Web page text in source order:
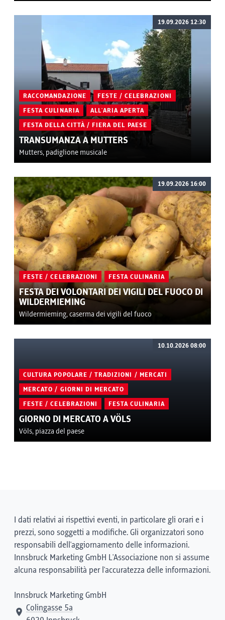
RACCOMANDAZIONE FESTE / CELEBRAZIONI
FESTA CULINARIA ALL'ARIA APERTA
FESTA DELLA CITTÀ / FIERA DEL PAESE
TRANSUMANZA A MUTTERS
Mutters, padiglione musicale
19.09.2026 12:30
FESTE / CELEBRAZIONI FESTA CULINARIA
FESTA DEI VOLONTARI DEI VIGILI DEL FUOCO DI
WILDERMIEMING
Wildermieming, caserma dei vigili del fuoco
19.09.2026 16:00
CULTURA POPOLARE / TRADIZIONI / MERCATI
MERCATO / GIORNI DI MERCATO
FESTE / CELEBRAZIONI FESTA CULINARIA
GIORNO DI MERCATO A VÖLS
Völs, piazza del paese
10.10.2026 08:00
I dati relativi ai rispettivi eventi, in particolare gli orari e i
prezzi, sono soggetti a modifiche. Gli organizzatori sono
responsabili dell'aggiornamento delle informazioni.
Innsbruck Marketing GmbH L'Associazione non si assume
alcuna responsabilità per l'accuratezza delle informazioni.
Innsbruck Marketing GmbH
Colingasse 5a